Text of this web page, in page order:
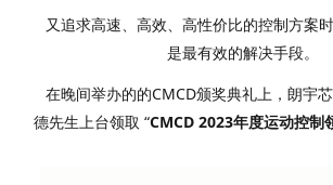
又追求高速、高效、高性价比的控制方案
是最有效的解决手段。
在晚间举办的的CMCD颁奖典礼上，朗宇
德先生上台领取 “CMCD 2023年度运动控制